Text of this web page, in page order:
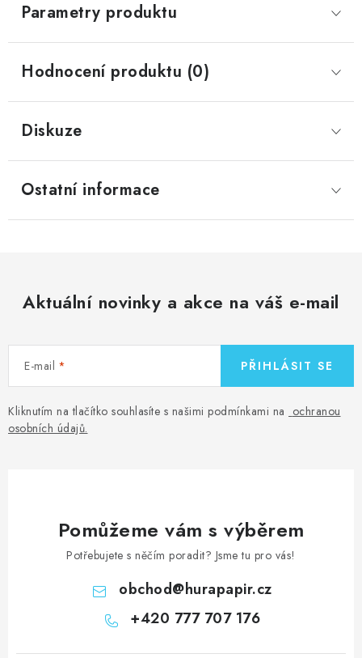
Parametry produktu
Hodnocení produktu (0)
Diskuze
Ostatní informace
Aktuální novinky a akce na váš e-mail
E-mail
Kliknutím na tlačítko souhlasíte s našimi podmínkami na ochranou
osobních údajů.
PŘIHLÁSIT SE
Pomůžeme vám s výběrem
Potřebujete s něčím poradit? Jsme tu pro vás!
obchod@hurapapir.cz
+420 777 707 176